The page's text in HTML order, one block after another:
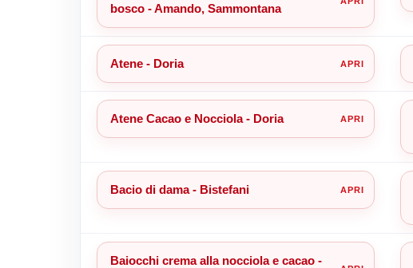
bosco - Amando, Sammontana
Atene - Doria
Atene Cacao e Nocciola - Doria
Bacio di dama - Bistefani
Baiocchi crema alla nocciola e cacao -